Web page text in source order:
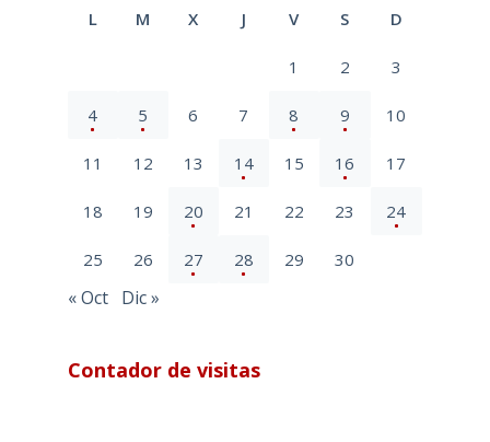
L M X J V S D
1 2 3
4 5 6 7 8 9 10
11 12 13 14 15 16 17
18 19 20 21 22 23 24
25 26 27 28 29 30
« Oct Dic »
Contador de visitas